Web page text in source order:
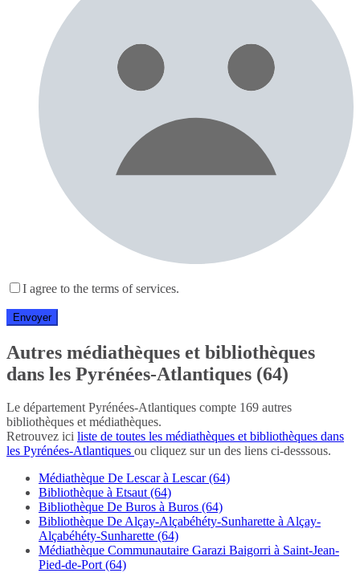
I agree to the terms of services.
Autres médiathèques et bibliothèques
dans les Pyrénées-Atlantiques (64)
Le département Pyrénées-Atlantiques compte 169 autres
bibliothèques et médiathèques.
Retrouvez ici liste de toutes les médiathèques et bibliothèques dans
les Pyrénées-Atlantiques ou cliquez sur un des liens ci-desssous.
Médiathèque De Lescar à Lescar (64)
Bibliothèque à Etsaut (64)
Bibliothèque De Buros à Buros (64)
Bibliothèque De Alçay-Alçabéhéty-Sunharette à Alçay-
Alçabéhéty-Sunharette (64)
Médiathèque Communautaire Garazi Baigorri à Saint-Jean-
Pied-de-Port (64)